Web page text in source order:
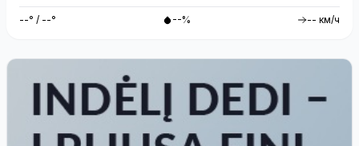
--° / --° --% -- км/ч